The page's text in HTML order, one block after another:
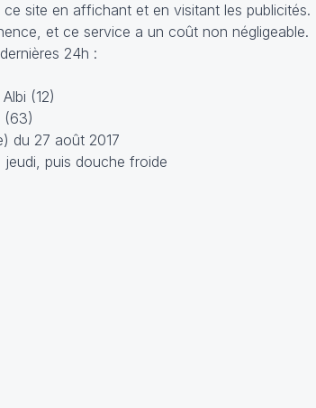
site en affichant et en visitant les publicités.
et ce service a un coût non négligeable.
24h :
(12)
(63)
du 27 août 2017